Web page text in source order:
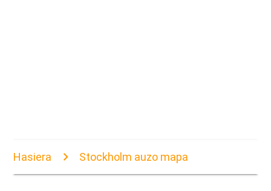
Hasiera Stockholm auzo mapa